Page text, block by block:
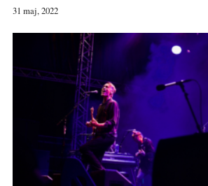
31 maj, 2022